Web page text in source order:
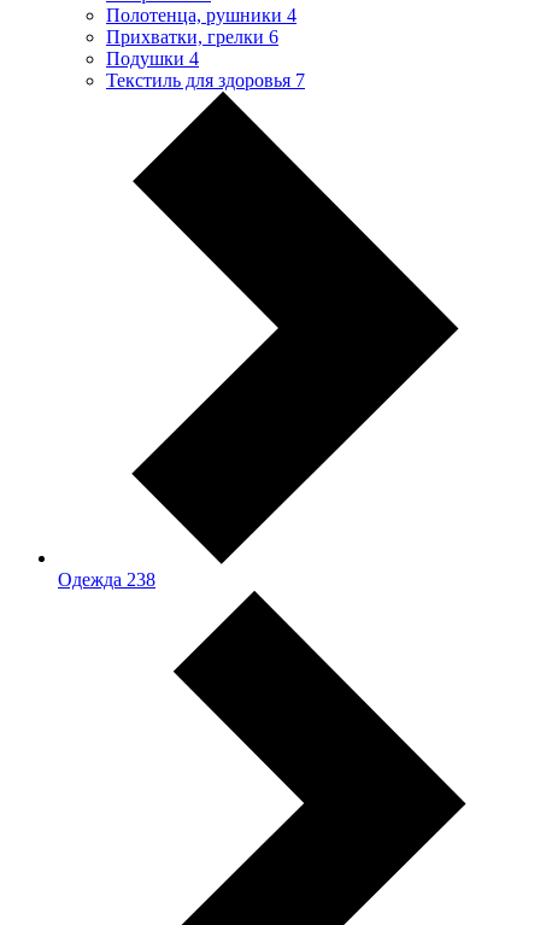
Полотенца, рушники 4
Прихватки, грелки 6
Подушки 4
Текстиль для здоровья 7
Одежда 238